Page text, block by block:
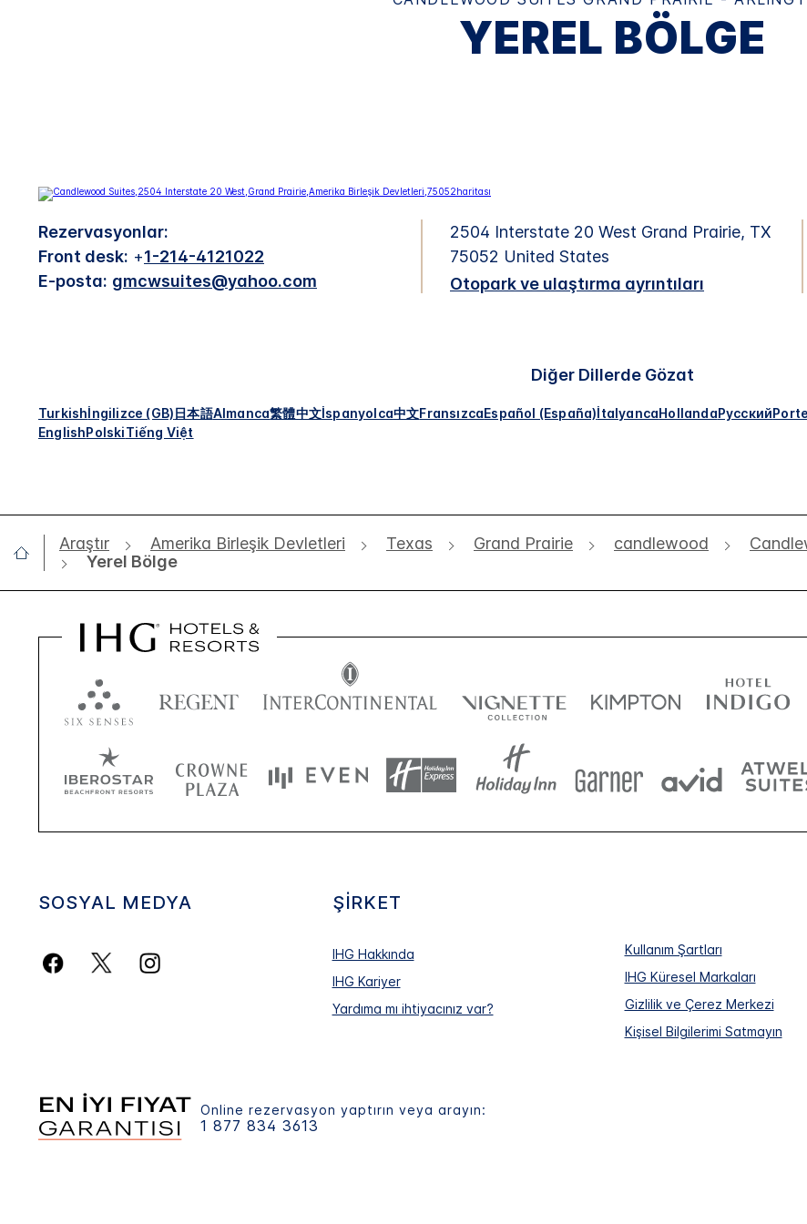
YEREL BÖLGE
Rezervasyonlar:
Front desk: +1-214-4121022
E-posta: gmcwsuites@yahoo.com
2504 Interstate 20 West Grand Prairie, TX
75052 United States
Otopark ve ulaştırma ayrıntıları
Diğer Dillerde Gözat
Turkishİngilizce (GB)日本語Almanca繁體中文İspanyolca中文FransızcaEspañol (España)İtalyancaHollandaРусский
EnglishPolskiTiếng Việt
Araştır Amerika Birleşik Devletleri Texas Grand Prairie candlewood
Yerel Bölge
SOSYAL MEDYA ŞIRKET
IHG Hakkında
IHG Kariyer
Yardıma mı ihtiyacınız var?
Kullanım Şartları
IHG Küresel Markaları
Gizlilik ve Çerez Merkezi
Kişisel Bilgilerimi Satmayın
Online rezervasyon yaptırın veya arayın:
1 877 834 3613